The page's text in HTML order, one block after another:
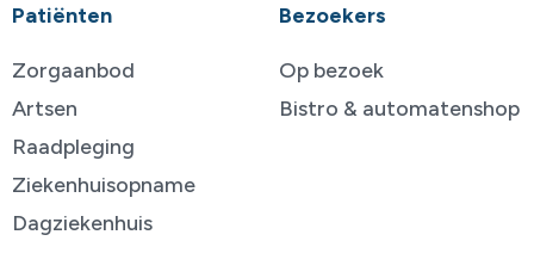
Patiënten
Zorgaanbod
Artsen
Raadpleging
Ziekenhuisopname
Dagziekenhuis
Bezoekers
Op bezoek
Bistro & automatenshop